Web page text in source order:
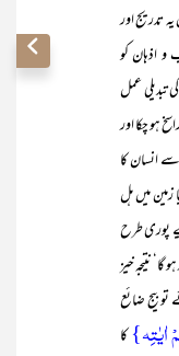
اور
و اذہان کو
تبدیلی عمل
ہو چکا اور
انسان کا
میں ہل
پوری طرح
نتیجہ خیز
تو بیج ضائع
اٰیٰتِہ}کا